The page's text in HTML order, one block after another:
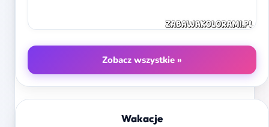
Zobacz wszystkie »
Wakacje